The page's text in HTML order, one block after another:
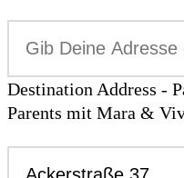
Destination Address -
Parents mit Mara &